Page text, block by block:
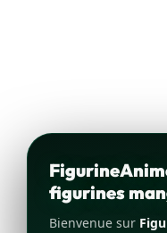
figurines
Bienvenue sur